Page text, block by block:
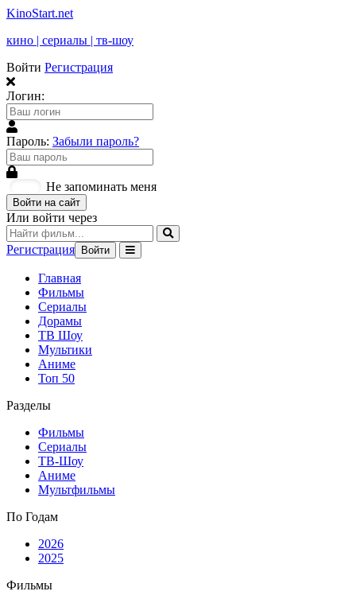
KinoStart.net
кино | сериалы | тв-шоу
Войти Регистрация
Логин:
Пароль: Забыли пароль?
Не запоминать меня
Войти на сайт
Или войти через
Регистрация Войти
Главная
Фильмы
Сериалы
Дорамы
ТВ Шоу
Мультики
Аниме
Топ 50
Разделы
Фильмы
Сериалы
ТВ-Шоу
Аниме
Мультфильмы
По Годам
2026
2025
Фильмы